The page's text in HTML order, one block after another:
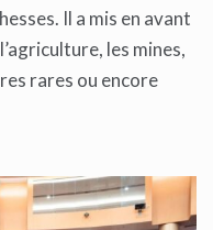
Il a mis en avant
les mines,
rares ou encore